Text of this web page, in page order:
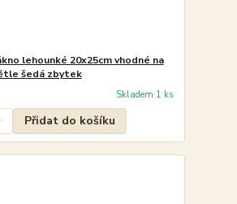
lehounké 20x25cm vhodné na
šedá zbytek
Skladem 1 ks
Přidat do košíku